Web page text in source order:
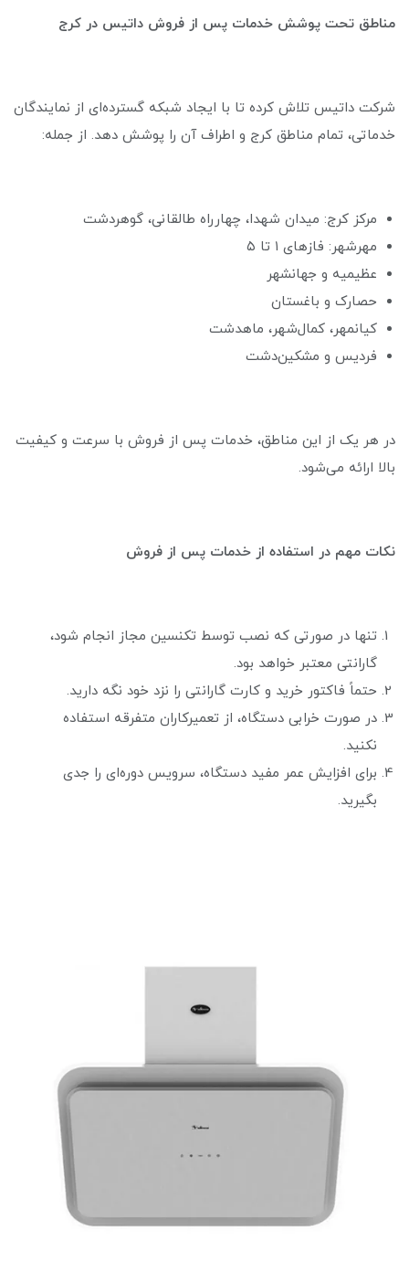
مناطق تحت پوشش خدمات پس از فروش داتیس در کرج
شرکت داتیس تلاش کرده تا با ایجاد شبکه گسترده‌ای از نمایندگان
خدماتی، تمام مناطق کرج و اطراف آن را پوشش دهد. از جمله:
مرکز کرج: میدان شهدا، چهارراه طالقانی، گوهردشت
مهرشهر: فازهای ۱ تا ۵
عظیمیه و جهانشهر
حصارک و باغستان
کیانمهر، کمال‌شهر، ماهدشت
فردیس و مشکین‌دشت
در هر یک از این مناطق، خدمات پس از فروش با سرعت و کیفیت
بالا ارائه می‌شود.
نکات مهم در استفاده از خدمات پس از فروش
تنها در صورتی که نصب توسط تکنسین مجاز انجام شود،
گارانتی معتبر خواهد بود.
حتماً فاکتور خرید و کارت گارانتی را نزد خود نگه دارید.
در صورت خرابی دستگاه، از تعمیرکاران متفرقه استفاده
نکنید.
برای افزایش عمر مفید دستگاه، سرویس دوره‌ای را جدی
بگیرید.